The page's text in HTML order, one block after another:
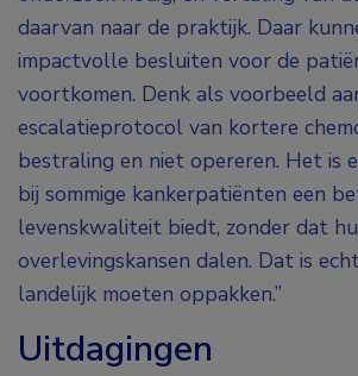
daarvan naar de praktijk. Daar
impactvolle besluiten voor de
voortkomen. Denk als voorbeeld
escalatieprotocol van kortere
bestraling en niet opereren. Het is
bij sommige kankerpatiënten een
levenskwaliteit biedt, zonder dat
overlevingskansen dalen. Dat is
landelijk moeten oppakken.”
Uitdagingen